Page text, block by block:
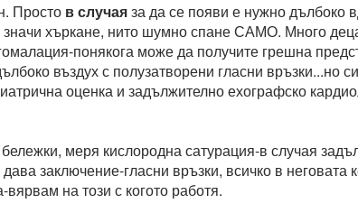
Просто в случаяза да се появи е нужно дълбоко
значи хъркане, нито шумно спане САМО. Много
понякога може да получите грешна
въздух с полузатворени гласни връзки...но
оценка и задължително ехографско
меря кислородна сатурация-в случая
заключение-гласни връзки, всичко в неговата
на този с когото работя.